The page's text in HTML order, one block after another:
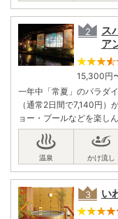
ス
ア
15,300円
一年中「常夏」のパラダ
（通常2日間で7,140円）
ョー・プールなどを楽しん
い